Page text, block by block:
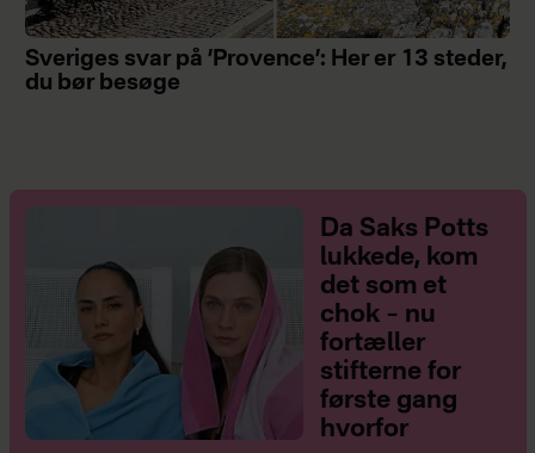
Sveriges svar på ’Provence’: Her er 13 steder,
du bør besøge
Da Saks Potts
lukkede, kom
det som et
chok – nu
fortæller
stifterne for
første gang
hvorfor